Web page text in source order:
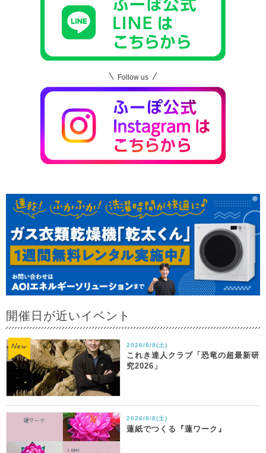
Follow us
開催日が近いイベント
2026/8/8(土)
これき達人クラブ「恐竜の超最新研
究2026」
2026/8/8(土)
蓮紙でつくる『蓮ワーク』